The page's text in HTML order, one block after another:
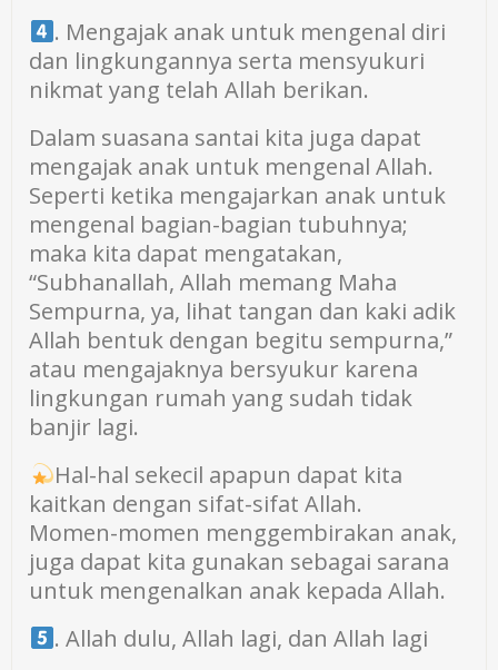
. Mengajak anak untuk mengenal diri
dan lingkungannya serta mensyukuri
nikmat yang telah Allah berikan.
Dalam suasana santai kita juga dapat
mengajak anak untuk mengenal Allah.
Seperti ketika mengajarkan anak untuk
mengenal bagian-bagian tubuhnya;
maka kita dapat mengatakan,
“Subhanallah, Allah memang Maha
Sempurna, ya, lihat tangan dan kaki adik
Allah bentuk dengan begitu sempurna,”
atau mengajaknya bersyukur karena
lingkungan rumah yang sudah tidak
banjir lagi.
Hal-hal sekecil apapun dapat kita
kaitkan dengan sifat-sifat Allah.
Momen-momen menggembirakan anak,
juga dapat kita gunakan sebagai sarana
untuk mengenalkan anak kepada Allah.
. Allah dulu, Allah lagi, dan Allah lagi